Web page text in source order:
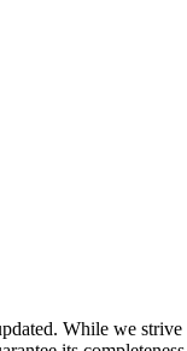
While we strive